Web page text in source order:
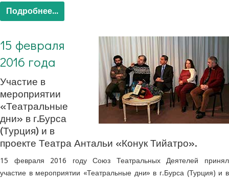
Подробнее...
15 февраля
2016 года
Участие в
мероприятии
«Театральные
дни» в г.Бурса
(Турция) и в
проекте Театра Антальи «Конук Тийатро».
15 февраля 2016 году Союз Театральных Деятелей принял
участие в мероприятии «Театральные дни» в г.Бурса (Турция) и в